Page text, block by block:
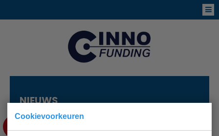
Cookievoorkeuren
NIEUWS
28